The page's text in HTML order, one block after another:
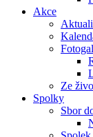
Akce
Ze
Spolky
Sbor